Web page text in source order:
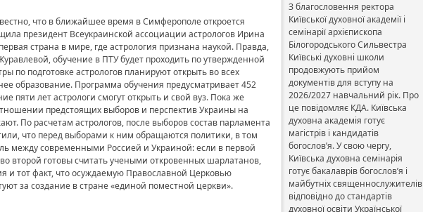
что в ближайшее время в Симферополе откроется
президент Всеукраинской ассоциации астрологов Ирина
страна в мире, где астрология признана наукой. Правда,
обучение в ПТУ будет проходить по утвержденной
подготовке астрологов планируют открыть во всех
образование. Программа обучения предусматривает 452
пяти лет астрологи смогут открыть и свой вуз. Пока же
предстоящих выборов и перспектив Украины на
По расчетам астрологов, после выборов состав парламента
что перед выборами к ним обращаются политики, в том
между современными Россией и Украиной: если в первой
второй готовы считать учеными откровенных шарлатанов,
и тот факт, что осуждаемую Православной Церковью
за создание в стране «единой поместной церкви».
З благословення ректора
Київської духовної академії і
семінарії архієпископа
Білогородського Сильвестра
Київські духовні школи
продовжують прийом
документів для вступу на
2026/2027 навчальний рік. Про
це повідомляє КДА. Київська
духовна академія готує
магістрів і кандидатів
богослов’я. У свою чергу,
Київська духовна семінарія
готує бакалаврів богослов’я і
майбутніх священнослужителів
відповідно до стандартів
духовної освіти Української